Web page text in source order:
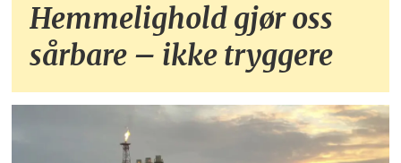
Hemmelighold gjør oss
sårbare – ikke tryggere